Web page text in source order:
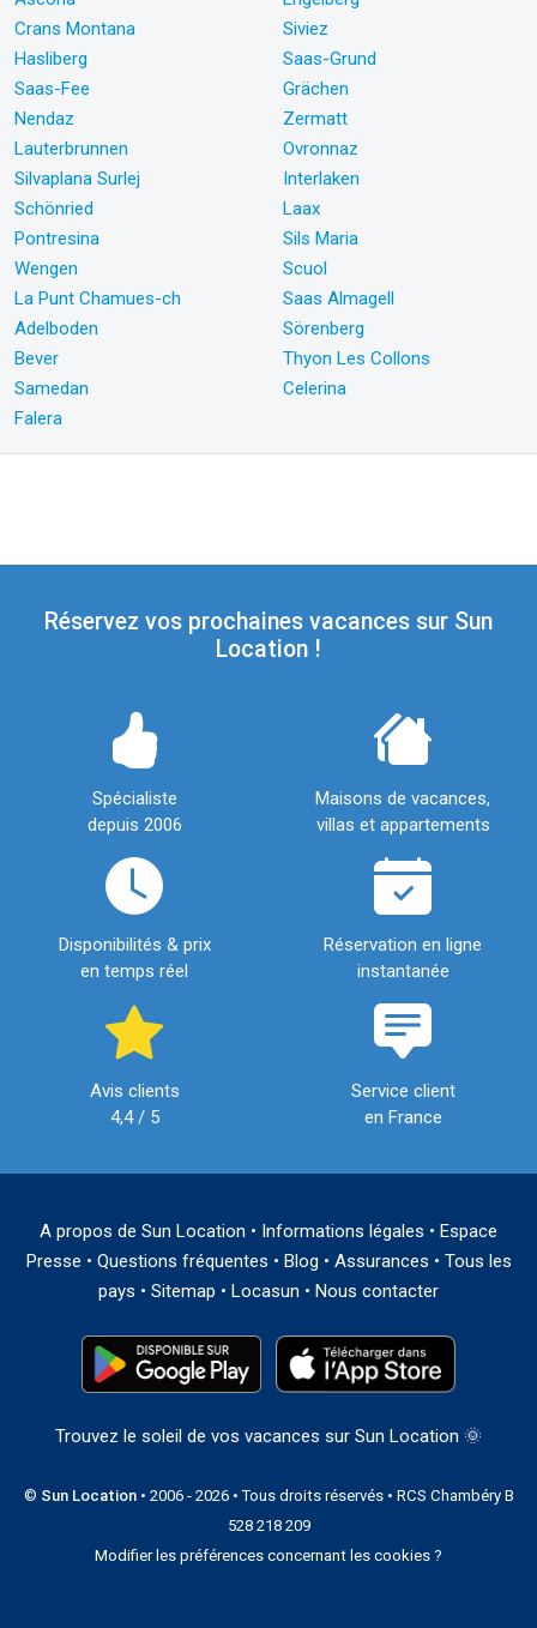
Crans Montana
Siviez
Hasliberg
Saas-Grund
Saas-Fee
Grächen
Nendaz
Zermatt
Lauterbrunnen
Ovronnaz
Silvaplana Surlej
Interlaken
Schönried
Laax
Pontresina
Sils Maria
Wengen
Scuol
La Punt Chamues-ch
Saas Almagell
Adelboden
Sörenberg
Bever
Thyon Les Collons
Samedan
Celerina
Falera
Réservez vos prochaines vacances sur Sun
Location !
Spécialiste
depuis 2006
Maisons de vacances,
villas et appartements
Disponibilités & prix
en temps réel
Réservation en ligne
instantanée
Avis clients
4,4 / 5
Service client
en France
A propos de Sun Location • Informations légales • Espace
Presse • Questions fréquentes • Blog • Assurances • Tous les
pays • Sitemap • Locasun • Nous contacter
Trouvez le soleil de vos vacances sur Sun Location 🌞
© Sun Location• 2006 - 2026 • Tous droits réservés • RCS Chambéry B
528 218 209
Modifier les préférences concernant les cookies ?